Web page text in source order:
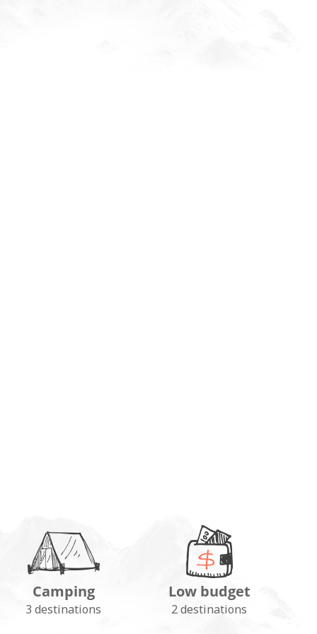
Camping
3 destinations
Low budget
2 destinations